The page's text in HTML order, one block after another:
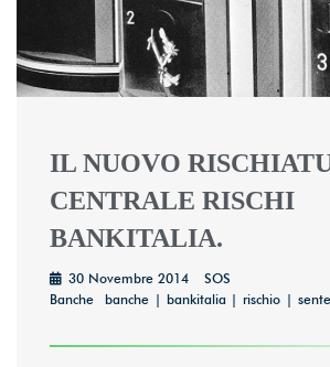
IL NUOVO
CENTRALE RISCHI
BANKITALIA.
30 Novembre 2014
SOS
Banche
banche bankitalia rischio